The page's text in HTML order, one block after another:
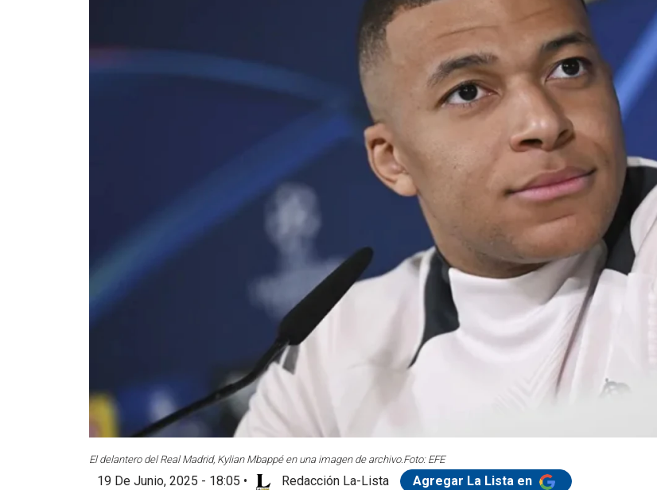
El delantero del Real Madrid, Kylian Mbappé en una imagen de archivo.Foto: EFE
19 De Junio, 2025 - 18:05 • Redacción La-Lista Agregar La Lista en